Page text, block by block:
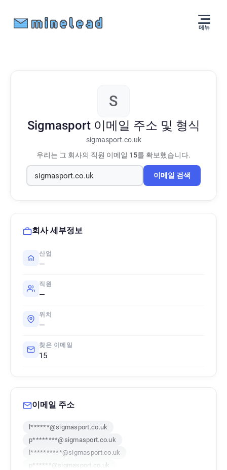
메뉴
S
Sigmasport 이메일 주소 및 형식
sigmasport.co.uk
우리는 그 회사의 직원 이메일 15를 확보했습니다.
이메일 검색
회사 세부정보
산업
—
직원
—
위치
—
찾은 이메일
15
이메일 주소
l******@sigmasport.co.uk
p********@sigmasport.co.uk
l**********@sigmasport.co.uk
p******@sigmasport.co.uk